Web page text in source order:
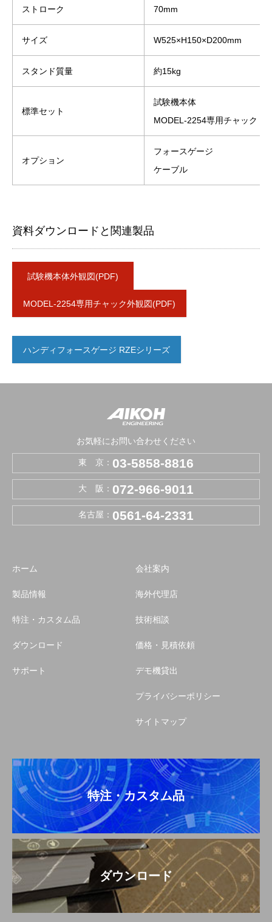
ストローク 70mm
サイズ W525×H150×D200mm
スタンド質量 約15kg
標準セット
試験機本体
MODEL-2254専用チャック
オプション
フォースゲージ
ケーブル
資料ダウンロードと関連製品
試験機本体外観図(PDF)
MODEL-2254専用チャック外観図(PDF)
ハンディフォースゲージ RZEシリーズ
お気軽にお問い合わせください
東 京： 03-5858-8816
大 阪： 072-966-9011
名古屋： 0561-64-2331
ホーム
製品情報
特注・カスタム品
ダウンロード
サポート
会社案内
海外代理店
技術相談
価格・見積依頼
デモ機貸出
プライバシーポリシー
サイトマップ
特注・カスタム品
ダウンロード